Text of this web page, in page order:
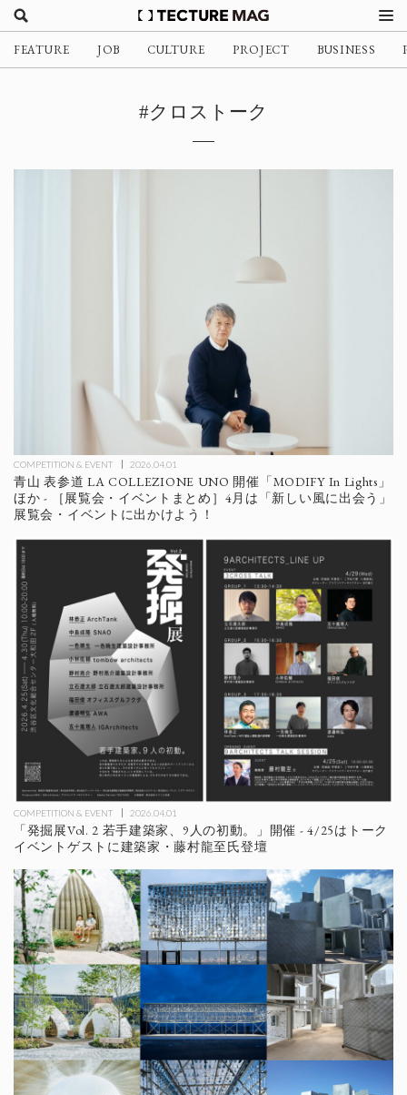
FEATURE JOB CULTURE PROJECT BUSINESS
#クロストーク
COMPETITION & EVENT 2026.04.01
青山 表参道 LA COLLEZIONE UNO 開催「MODIFY In Lights」
ほか - ［展覧会・イベントまとめ］4月は「新しい風に出会う」
展覧会・イベントに出かけよう！
COMPETITION & EVENT 2026.04.01
「発掘展Vol. 2 若手建築家、9人の初動。」開催 - 4/25はトーク
イベントゲストに建築家・藤村龍至氏登壇